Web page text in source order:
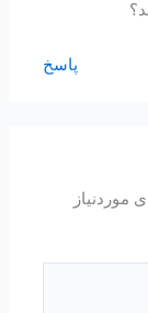
پاسخ
موردنیاز